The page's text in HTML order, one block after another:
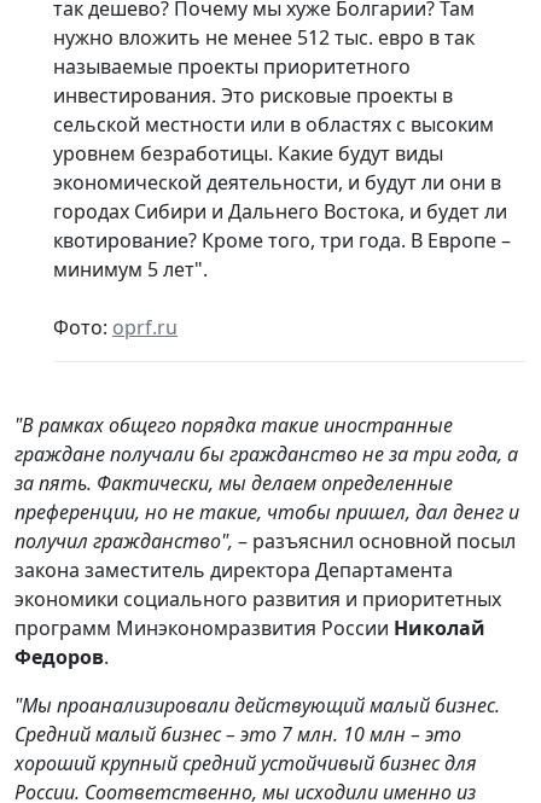
так дешево? Почему мы хуже Болгарии? Там
нужно вложить не менее 512 тыс. евро в так
называемые проекты приоритетного
инвестирования. Это рисковые проекты в
сельской местности или в областях с высоким
уровнем безработицы. Какие будут виды
экономической деятельности, и будут ли они в
городах Сибири и Дальнего Востока, и будет ли
квотирование? Кроме того, три года. В Европе –
минимум 5 лет".
Фото: oprf.ru
"В рамках общего порядка такие иностранные
граждане получали бы гражданство не за три года, а
за пять. Фактически, мы делаем определенные
преференции, но не такие, чтобы пришел, дал денег и
получил гражданство", – разъяснил основной посыл
закона заместитель директора Департамента
экономики социального развития и приоритетных
программ Минэкономразвития России Николай
Федоров.
"Мы проанализировали действующий малый бизнес.
Средний малый бизнес – это 7 млн. 10 млн – это
хороший крупный средний устойчивый бизнес для
России. Соответственно, мы исходили именно из